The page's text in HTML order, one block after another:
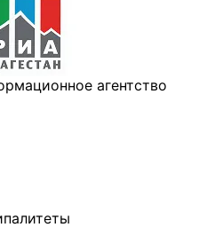
агентство